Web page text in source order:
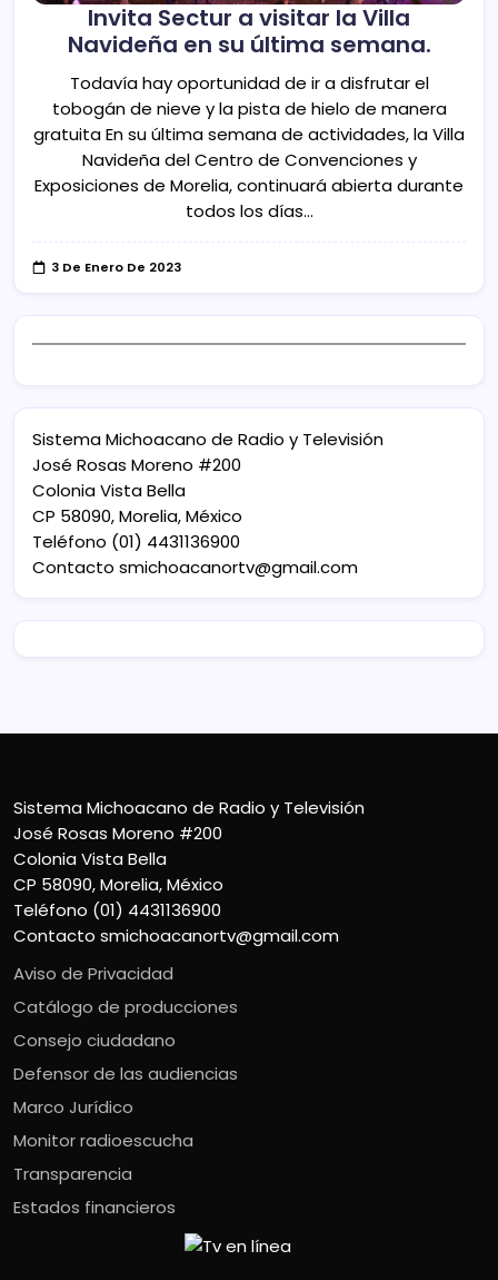
Invita Sectur a visitar la Villa
Navideña en su última semana.
Todavía hay oportunidad de ir a disfrutar el
tobogán de nieve y la pista de hielo de manera
gratuita En su última semana de actividades, la Villa
Navideña del Centro de Convenciones y
Exposiciones de Morelia, continuará abierta durante
todos los días…
3 De Enero De 2023
Sistema Michoacano de Radio y Televisión
José Rosas Moreno #200
Colonia Vista Bella
CP 58090, Morelia, México
Teléfono (01) 4431136900
Contacto smichoacanortv@gmail.com
Sistema Michoacano de Radio y Televisión
José Rosas Moreno #200
Colonia Vista Bella
CP 58090, Morelia, México
Teléfono (01) 4431136900
Contacto smichoacanortv@gmail.com
Aviso de Privacidad
Catálogo de producciones
Consejo ciudadano
Defensor de las audiencias
Marco Jurídico
Monitor radioescucha
Transparencia
Estados financieros